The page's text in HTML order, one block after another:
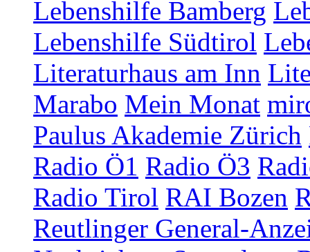
Lebenshilfe Bamberg
Lebenshilfe Südtirol
Literaturhaus am Inn
Marabo Mein Monat
Paulus Akademie Zürich
Radio Ö1 Radio Ö3
Radio Tirol RAI Bozen
Reutlinger General-